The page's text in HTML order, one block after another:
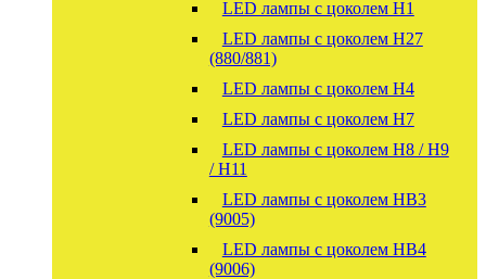
LED лампы с цоколем H1
LED лампы с цоколем H27
(880/881)
LED лампы с цоколем H4
LED лампы с цоколем H7
LED лампы с цоколем H8 / H9
/ H11
LED лампы с цоколем HB3
(9005)
LED лампы с цоколем HB4
(9006)